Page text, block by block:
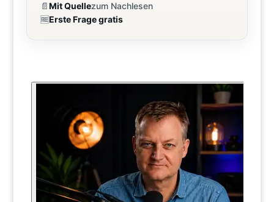
📄Mit Quellezum Nachlesen
🆓Erste Frage gratis